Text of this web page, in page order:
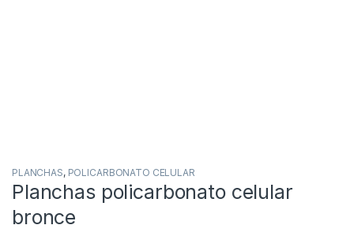
PLANCHAS, POLICARBONATO CELULAR
Planchas policarbonato celular
bronce